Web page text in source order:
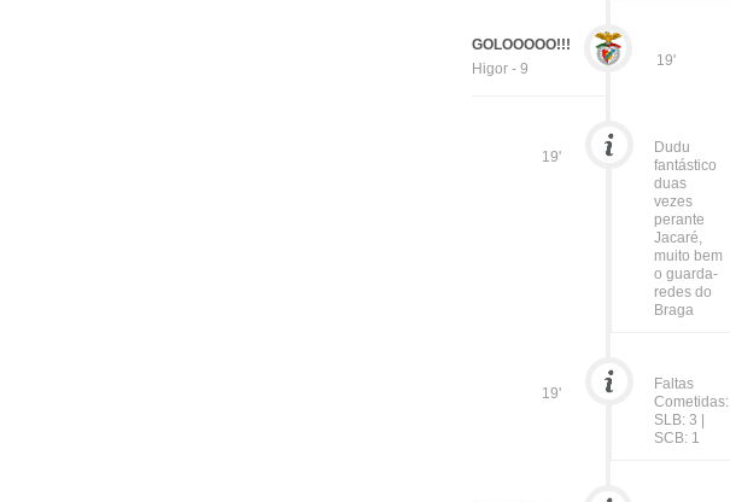
19'
GOLOOOOO!!!
Higor - 9
19'
Dudu
fantástico
duas
vezes
perante
Jacaré,
muito bem
o guarda-
redes do
Braga
19'
Faltas
Cometidas:
SLB: 3 |
SCB: 1